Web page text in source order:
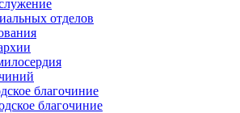
отделов
благочиние
благочиние